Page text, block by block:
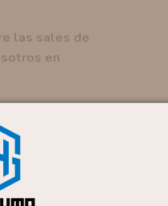
las sales de
en
10ml